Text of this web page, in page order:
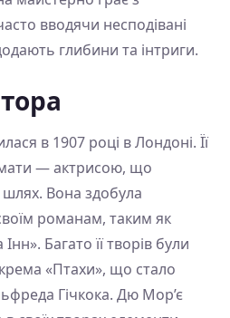
вводячи несподівані
глибини та інтриги.
в 1907 році в Лондоні. Її
— актрисою, що
шлях. Вона здобула
романам, таким як
Багато її творів були
«Птахи», що стало
Гічкока. Дю Мор’є